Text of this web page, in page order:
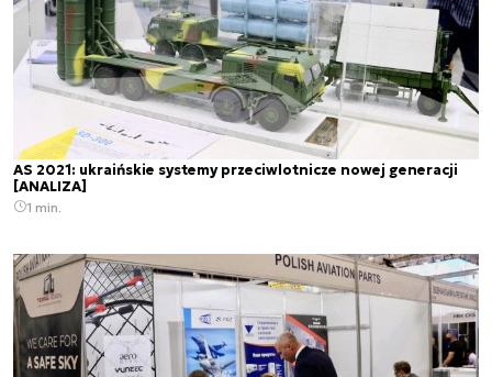
AS 2021: ukraińskie systemy przeciwlotnicze nowej generacji
[ANALIZA]
1 min.